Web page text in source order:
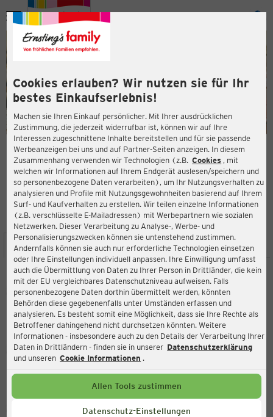
Cookies erlauben? Wir nutzen sie für Ihr
bestes Einkaufserlebnis!
Machen sie Ihren Einkauf persönlicher. Mit Ihrer ausdrücklichen
Zustimmung, die jederzeit widerrufbar ist, können wir auf Ihre
Interessen zugeschnittene Inhalte bereitstellen und für sie passende
Werbeanzeigen bei uns und auf Partner-Seiten anzeigen. In diesem
Zusammenhang verwenden wir Technologien (z.B. Cookies , mit
welchen wir Informationen auf Ihrem Endgerät auslesen/speichern und
so personenbezogene Daten verarbeiten), um Ihr Nutzungsverhalten zu
analysieren und Profile mit Nutzungsgewohnheiten basierend auf Ihrem
Surf- und Kaufverhalten zu erstellen. Wir teilen einzelne Informationen
(z.B. verschlüsselte E-Mailadressen) mit Werbepartnern wie sozialen
Netzwerken. Dieser Verarbeitung zu Analyse-, Werbe- und
Personalisierungszwecken können sie untenstehend zustimmen.
Andernfalls können sie auch nur erforderliche Technologien einsetzen
oder Ihre Einstellungen individuell anpassen. Ihre Einwilligung umfasst
auch die Übermittlung von Daten zu Ihrer Person in Drittländer, die kein
mit der EU vergleichbares Datenschutzniveau aufweisen. Falls
personenbezogene Daten dorthin übermittelt werden, könnten
Behörden diese gegebenenfalls unter Umständen erfassen und
analysieren. Es besteht somit eine Möglichkeit, dass sie Ihre Rechte als
Betroffener dahingehend nicht durchsetzen könnten. Weitere
Informationen - insbesondere auch zu den Details der Verarbeitung Ihrer
Daten in Drittländern - finden sie in unserer Datenschutzerklärung
und unseren Cookie Informationen .
Allen Tools zustimmen
Datenschutz-Einstellungen
Menü
ERNSTING'S FAMILY FILIALE
Südertoft 2
24392 Süderbrarup
4,3
Bewertung:
STANDORT SERVICES SORTIMENT AKTIONEN
Ernsting's family
Südertoft 2, 24392 Süderbrarup
Aktuell:
Geöffnet
Service Hotline